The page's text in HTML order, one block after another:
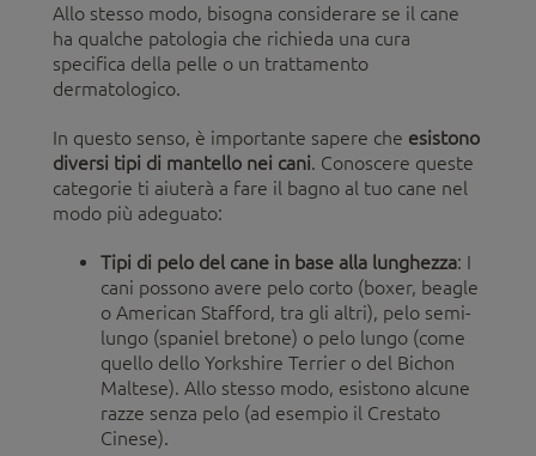
Allo stesso modo, bisogna considerare se il cane
ha qualche patologia che richieda una cura
specifica della pelle o un trattamento
dermatologico.
In questo senso, è importante sapere che esistono
diversi tipi di mantello nei cani. Conoscere queste
categorie ti aiuterà a fare il bagno al tuo cane nel
modo più adeguato:
Tipi di pelo del cane in base alla lunghezza: I
cani possono avere pelo corto (boxer, beagle
o American Stafford, tra gli altri), pelo semi-
lungo (spaniel bretone) o pelo lungo (come
quello dello Yorkshire Terrier o del Bichon
Maltese). Allo stesso modo, esistono alcune
razze senza pelo (ad esempio il Crestato
Cinese).